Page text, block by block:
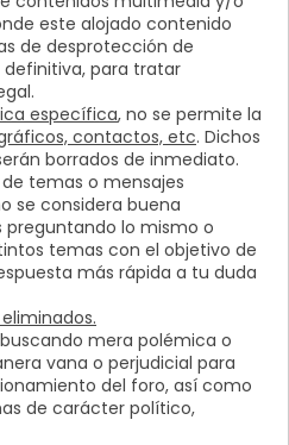
este alojado contenido
de desprotección de
para tratar
específica, no se permite la
contactos, etc. Dichos
borrados de inmediato.
temas o mensajes
se considera buena
preguntando lo mismo o
temas con el objetivo de
más rápida a tu duda
mera polémica o
vana o perjudicial para
del foro, así como
de carácter político,